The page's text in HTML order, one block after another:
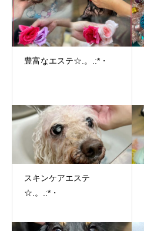
豊富なエステ☆.。.:*・
スキンケアエステ
☆.。.:*・